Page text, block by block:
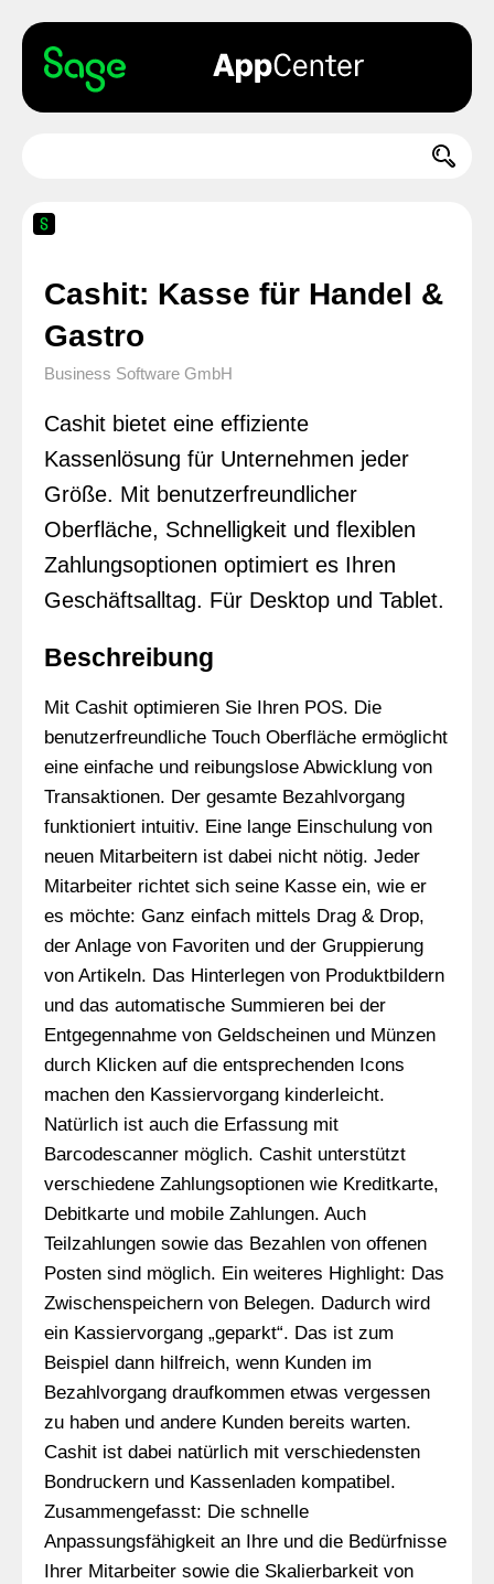
Cashit: Kasse für Handel &
Gastro
Business Software GmbH
Cashit bietet eine effiziente
Kassenlösung für Unternehmen jeder
Größe. Mit benutzerfreundlicher
Oberfläche, Schnelligkeit und flexiblen
Zahlungsoptionen optimiert es Ihren
Geschäftsalltag. Für Desktop und Tablet.
Beschreibung
Mit Cashit optimieren Sie Ihren POS. Die
benutzerfreundliche Touch Oberfläche ermöglicht
eine einfache und reibungslose Abwicklung von
Transaktionen. Der gesamte Bezahlvorgang
funktioniert intuitiv. Eine lange Einschulung von
neuen Mitarbeitern ist dabei nicht nötig. Jeder
Mitarbeiter richtet sich seine Kasse ein, wie er
es möchte: Ganz einfach mittels Drag & Drop,
der Anlage von Favoriten und der Gruppierung
von Artikeln. Das Hinterlegen von Produktbildern
und das automatische Summieren bei der
Entgegennahme von Geldscheinen und Münzen
durch Klicken auf die entsprechenden Icons
machen den Kassiervorgang kinderleicht.
Natürlich ist auch die Erfassung mit
Barcodescanner möglich. Cashit unterstützt
verschiedene Zahlungsoptionen wie Kreditkarte,
Debitkarte und mobile Zahlungen. Auch
Teilzahlungen sowie das Bezahlen von offenen
Posten sind möglich. Ein weiteres Highlight: Das
Zwischenspeichern von Belegen. Dadurch wird
ein Kassiervorgang „geparkt“. Das ist zum
Beispiel dann hilfreich, wenn Kunden im
Bezahlvorgang draufkommen etwas vergessen
zu haben und andere Kunden bereits warten.
Cashit ist dabei natürlich mit verschiedensten
Bondruckern und Kassenladen kompatibel.
Zusammengefasst: Die schnelle
Anpassungsfähigkeit an Ihre und die Bedürfnisse
Ihrer Mitarbeiter sowie die Skalierbarkeit von